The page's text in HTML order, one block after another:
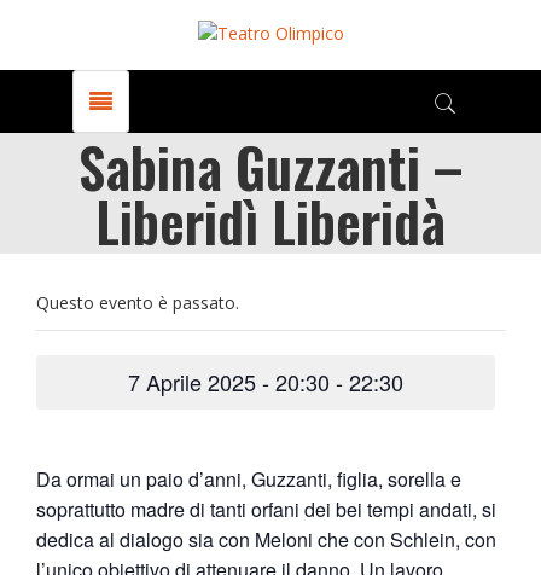
Sabina Guzzanti –
Liberidì Liberidà
Questo evento è passato.
7 Aprile 2025 - 20:30 -22:30
Da ormai un paio d’anni, Guzzanti, figlia, sorella e
soprattutto madre di tanti orfani dei bei tempi andati, si
dedica al dialogo sia con Meloni che con Schlein, con